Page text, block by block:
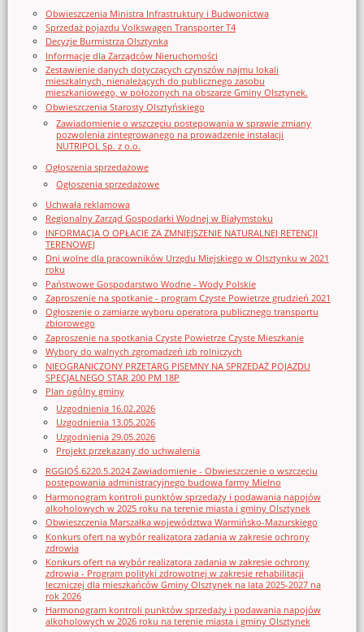
Obwieszczenia Ministra Infrastruktury i Budwonictwa
Sprzedaż pojazdu Volkswagen Transporter T4
Decyzje Burmistrza Olsztynka
Informacje dla Zarządców Nieruchomości
Zestawienie danych dotyczących czynszów najmu lokali
mieszkalnych, nienależących do publicznego zasobu
mieszkaniowego, w położonych na obszarze Gminy Olsztynek.
Obwieszczenia Starosty Olsztyńskiego
Zawiadomienie o wszczęciu postępowania w sprawie zmiany
pozwolenia zintegrowanego na prowadzenie instalacji
NUTRIPOL Sp. z o.o.
Ogłoszenia sprzedażowe
Ogłoszenia sprzedażowe
Uchwała reklamowa
Regionalny Zarząd Gospodarki Wodnej w Białymstoku
INFORMACJA O OPŁACIE ZA ZMNIEJSZENIE NATURALNEJ RETENCJI
TERENOWEJ
Dni wolne dla pracowników Urzędu Miejskiego w Olsztynku w 2021
roku
Państwowe Gospodarstwo Wodne - Wody Polskie
Zaproszenie na spotkanie - program Czyste Powietrze grudzień 2021
Ogłoszenie o zamiarze wyboru operatora publicznego transportu
zbiorowego
Zaproszenie na spotkania Czyste Powietrze Czyste Mieszkanie
Wybory do walnych zgromadzeń izb rolniczych
NIEOGRANICZONY PRZETARG PISEMNY NA SPRZEDAŻ POJAZDU
SPECJALNEGO STAR 200 PM 18P
Plan ogólny gminy
Uzgodnienia 16.02.2026
Uzgodnienia 13.05.2026
Uzgodnienia 29.05.2026
Projekt przekazany do uchwalenia
RGGIOŚ.6220.5.2024 Zawiadomienie - Obwieszczenie o wszczęciu
postępowania administracyjnego budowa farmy Mielno
Harmonogram kontroli punktów sprzedaży i podawania napojów
alkoholowych w 2025 roku na terenie miasta i gminy Olsztynek
Obwieszczenia Marszałka województwa Warmińsko-Mazurskiego
Konkurs ofert na wybór realizatora zadania w zakresie ochrony
zdrowia
Konkurs ofert na wybór realizatora zadania w zakresie ochrony
zdrowia - Program polityki zdrowotnej w zakresie rehabilitacji
leczniczej dla mieszkańców Gminy Olsztynek na lata 2025-2027 na
rok 2026
Harmonogram kontroli punktów sprzedaży i podawania napojów
alkoholowych w 2026 roku na terenie miasta i gminy Olsztynek